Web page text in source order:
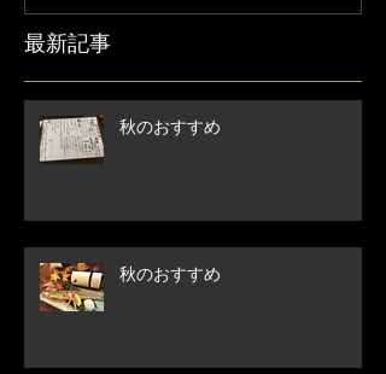
最新記事
秋のおすすめ
秋のおすすめ